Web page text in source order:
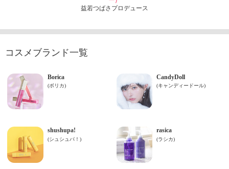
益若つばさプロデュース
コスメブランド一覧